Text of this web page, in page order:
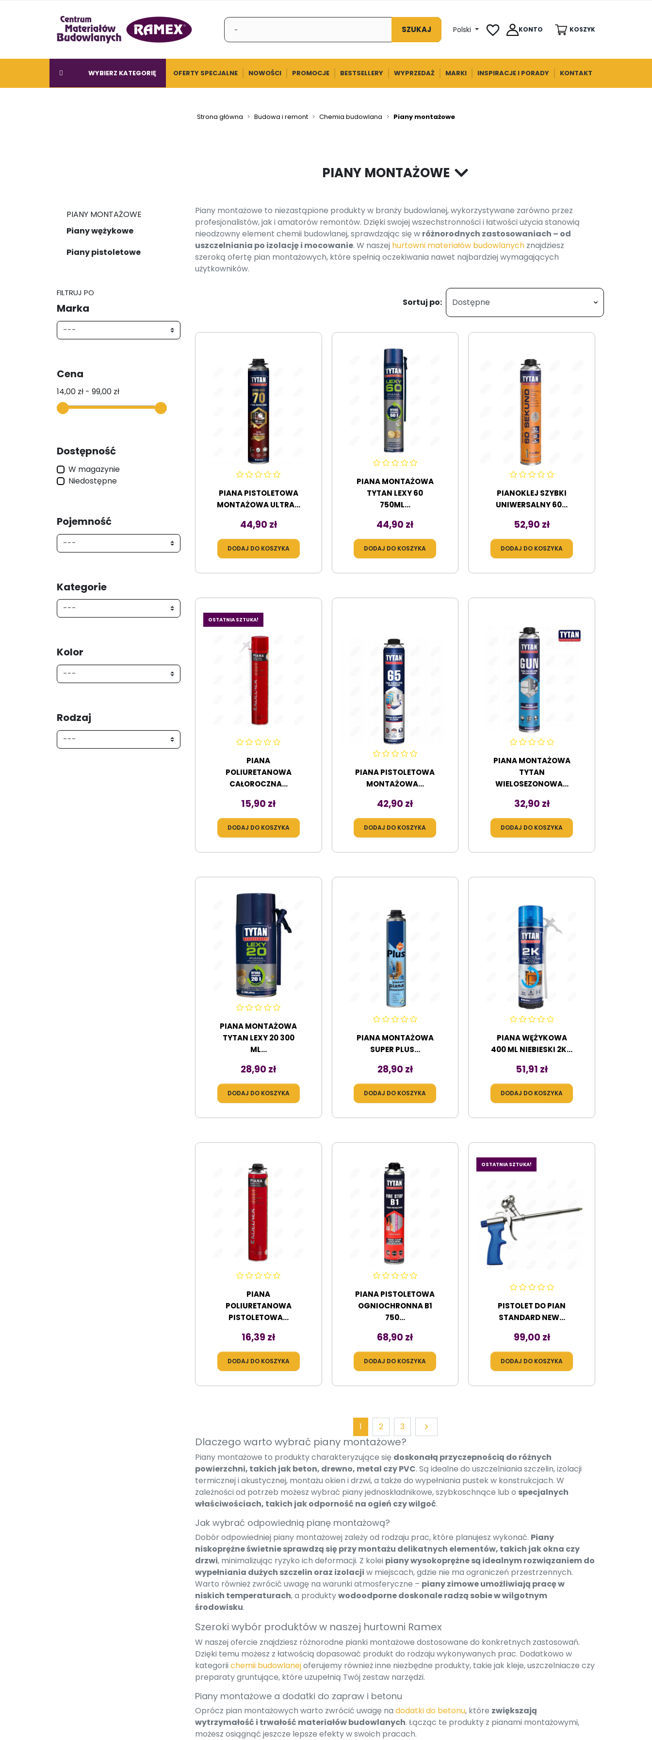
SZUKAJ Polski favorite_border KONTO KOSZYK
WYBIERZ KATEGORIĘ OFERTY SPECJALNE NOWOŚCI PROMOCJE BESTSELLERY WYPRZEDAŻ MARKI INSPIRACJE I PORADY KONTAKT
Strona główna Budowa i remont Chemia budowlana Piany montażowe
PIANY MONTAŻOWE
Piany wężykowe
Piany pistoletowe
FILTRUJ PO
Marka
Cena
14,00 zł - 99,00 zł
Dostępność
W magazynie
Niedostępne
Pojemność
Kategorie
Kolor
Rodzaj
PIANY MONTAŻOWE
Piany montażowe to niezastąpione produkty w branży budowlanej, wykorzystywane zarówno przez
profesjonalistów, jak i amatorów remontów. Dzięki swojej wszechstronności i łatwości użycia stanowią
nieodzowny element chemii budowlanej, sprawdzając się w różnorodnych zastosowaniach – od
uszczelniania po izolację i mocowanie. W naszej hurtowni materiałów budowlanych znajdziesz
szeroką ofertę pian montażowych, które spełnią oczekiwania nawet najbardziej wymagających
użytkowników.
Sortuj po:
PIANA PISTOLETOWA
MONTAŻOWA ULTRA...
Cena
44,90 zł
DODAJ DO KOSZYKA
PIANA MONTAŻOWA
TYTAN LEXY 60
750ML...
Cena
44,90 zł
DODAJ DO KOSZYKA
PIANOKLEJ SZYBKI
UNIWERSALNY 60...
Cena
52,90 zł
DODAJ DO KOSZYKA
OSTATNIA SZTUKA!
PIANA
POLIURETANOWA
CAŁOROCZNA...
Cena
15,90 zł
DODAJ DO KOSZYKA
PIANA PISTOLETOWA
MONTAŻOWA...
Cena
42,90 zł
DODAJ DO KOSZYKA
PIANA MONTAŻOWA
TYTAN
WIELOSEZONOWA...
Cena
32,90 zł
DODAJ DO KOSZYKA
PIANA MONTAŻOWA
TYTAN LEXY 20 300
ML...
Cena
28,90 zł
DODAJ DO KOSZYKA
PIANA MONTAŻOWA
SUPER PLUS...
Cena
28,90 zł
DODAJ DO KOSZYKA
PIANA WĘŻYKOWA
400 ML NIEBIESKI 2K...
Cena
51,91 zł
DODAJ DO KOSZYKA
PIANA
POLIURETANOWA
PISTOLETOWA...
Cena
16,39 zł
DODAJ DO KOSZYKA
PIANA PISTOLETOWA
OGNIOCHRONNA B1
750...
Cena
68,90 zł
DODAJ DO KOSZYKA
OSTATNIA SZTUKA!
PISTOLET DO PIAN
STANDARD NEW...
Cena
99,00 zł
DODAJ DO KOSZYKA
1 2 3 Dalej

Dlaczego warto wybrać piany montażowe?
Piany montażowe to produkty charakteryzujące się doskonałą przyczepnością do różnych
powierzchni, takich jak beton, drewno, metal czy PVC. Są idealne do uszczelniania szczelin, izolacji
termicznej i akustycznej, montażu okien i drzwi, a także do wypełniania pustek w konstrukcjach. W
zależności od potrzeb możesz wybrać piany jednoskładnikowe, szybkoschnące lub o specjalnych
właściwościach, takich jak odporność na ogień czy wilgoć.
Jak wybrać odpowiednią pianę montażową?
Dobór odpowiedniej piany montażowej zależy od rodzaju prac, które planujesz wykonać. Piany
niskoprężne świetnie sprawdzą się przy montażu delikatnych elementów, takich jak okna czy
drzwi, minimalizując ryzyko ich deformacji. Z kolei piany wysokoprężne są idealnym rozwiązaniem do
wypełniania dużych szczelin oraz izolacji w miejscach, gdzie nie ma ograniczeń przestrzennych.
Warto również zwrócić uwagę na warunki atmosferyczne – piany zimowe umożliwiają pracę w
niskich temperaturach, a produktywodoodporne doskonale radzą sobie w wilgotnym
środowisku.
Szeroki wybór produktów w naszej hurtowni Ramex
W naszej ofercie znajdziesz różnorodne pianki montażowe dostosowane do konkretnych zastosowań.
Dzięki temu możesz z łatwością dopasować produkt do rodzaju wykonywanych prac. Dodatkowo w
kategorii chemii budowlanejoferujemy również inne niezbędne produkty, takie jak kleje, uszczelniacze czy
preparaty gruntujące, które uzupełnią Twój zestaw narzędzi.
Piany montażowe a dodatki do zapraw i betonu
Oprócz pian montażowych warto zwrócić uwagę na dodatki do betonu, które zwiększają
wytrzymałość i trwałość materiałów budowlanych. Łącząc te produkty z pianami montażowymi,
możesz osiągnąć jeszcze lepsze efekty w swoich pracach.